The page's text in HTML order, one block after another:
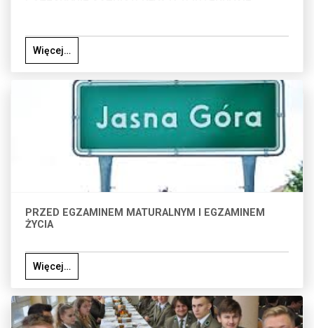
Więcej…
PRZED EGZAMINEM MATURALNYM I EGZAMINEM
ŻYCIA
Więcej…